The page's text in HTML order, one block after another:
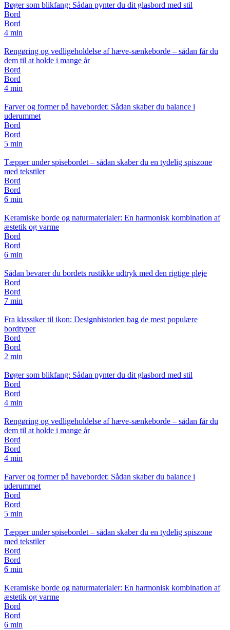
Bøger som blikfang: Sådan pynter du dit glasbord med stil
Bord
Bord
4 min
Rengøring og vedligeholdelse af hæve-sænkeborde – sådan får du
dem til at holde i mange år
Bord
Bord
4 min
Farver og former på havebordet: Sådan skaber du balance i
uderummet
Bord
Bord
5 min
Tæpper under spisebordet – sådan skaber du en tydelig spiszone
med tekstiler
Bord
Bord
6 min
Keramiske borde og naturmaterialer: En harmonisk kombination af
æstetik og varme
Bord
Bord
6 min
Sådan bevarer du bordets rustikke udtryk med den rigtige pleje
Bord
Bord
7 min
Fra klassiker til ikon: Designhistorien bag de mest populære
bordtyper
Bord
Bord
2 min
Bøger som blikfang: Sådan pynter du dit glasbord med stil
Bord
Bord
4 min
Rengøring og vedligeholdelse af hæve-sænkeborde – sådan får du
dem til at holde i mange år
Bord
Bord
4 min
Farver og former på havebordet: Sådan skaber du balance i
uderummet
Bord
Bord
5 min
Tæpper under spisebordet – sådan skaber du en tydelig spiszone
med tekstiler
Bord
Bord
6 min
Keramiske borde og naturmaterialer: En harmonisk kombination af
æstetik og varme
Bord
Bord
6 min